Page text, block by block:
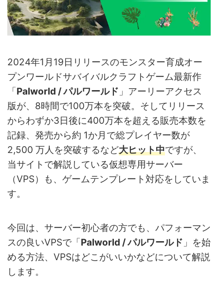
2024年1月19日リリースのモンスター育成オー
プンワールドサバイバルクラフトゲーム最新作
「Palworld / パルワールド 」アーリーアクセス
版が、8時間で100万本を突破。そしてリリース
からわずか3日後に400万本を超える販売本数を
記録、発売から約 1か月で総プレイヤー数が
2,500 万人を突破するなど大ヒット中ですが、
当サイトで解説している仮想専用サーバー
（VPS）も、ゲームテンプレート対応をしていま
す。
今回は、サーバー初心者の方でも、パフォーマン
スの良いVPSで「Palworld / パルワールド 」を始
める方法、VPSはどこがいいかなどについて解説
します。